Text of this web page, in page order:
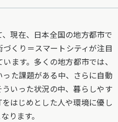
現在、日本全国の地方都市で
くり＝スマートシティが注目
ます。多くの地方都市では、
た課題がある中、さらに自動
いった状況の中、暮らしやす
はじめとした人や環境に優し
ります。